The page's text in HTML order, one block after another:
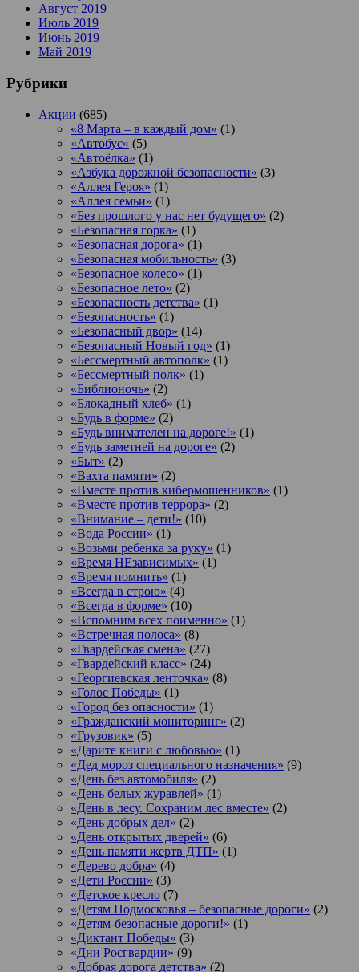
Август 2019
Июль 2019
Июнь 2019
Май 2019
Рубрики
Акции (685)
«8 Марта – в каждый дом» (1)
«Автобус» (5)
«Автоёлка» (1)
«Азбука дорожной безопасности» (3)
«Аллея Героя» (1)
«Аллея семьи» (1)
«Без прошлого у нас нет будущего» (2)
«Безопасная горка» (1)
«Безопасная дорога» (1)
«Безопасная мобильность» (3)
«Безопасное колесо» (1)
«Безопасное лето» (2)
«Безопасность детства» (1)
«Безопасность» (1)
«Безопасный двор» (14)
«Безопасный Новый год» (1)
«Бессмертный автополк» (1)
«Бессмертный полк» (1)
«Библионочь» (2)
«Блокадный хлеб» (1)
«Будь в форме» (2)
«Будь внимателен на дороге!» (1)
«Будь заметней на дороге» (2)
«Быт» (2)
«Вахта памяти» (2)
«Вместе против кибермошенников» (1)
«Вместе против террора» (2)
«Внимание – дети!» (10)
«Вода России» (1)
«Возьми ребенка за руку» (1)
«Время НЕзависимых» (1)
«Время помнить» (1)
«Всегда в строю» (4)
«Всегда в форме» (10)
«Вспомним всех поименно» (1)
«Встречная полоса» (8)
«Гвардейская смена» (27)
«Гвардейский класс» (24)
«Георгиевская ленточка» (8)
«Голос Победы» (1)
«Город без опасности» (1)
«Гражданский мониторинг» (2)
«Грузовик» (5)
«Дарите книги с любовью» (1)
«Дед мороз специального назначения» (9)
«День без автомобиля» (2)
«День белых журавлей» (1)
«День в лесу. Сохраним лес вместе» (2)
«День добрых дел» (2)
«День открытых дверей» (6)
«День памяти жертв ДТП» (1)
«Дерево добра» (4)
«Дети России» (3)
«Детское кресло (7)
«Детям Подмосковья – безопасные дороги» (2)
«Детям-безопасные дороги!» (1)
«Диктант Победы» (3)
«Дни Росгвардии» (9)
«Добрая дорога детства» (2)